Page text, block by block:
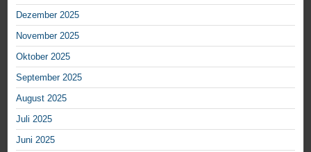
Dezember 2025
November 2025
Oktober 2025
September 2025
August 2025
Juli 2025
Juni 2025